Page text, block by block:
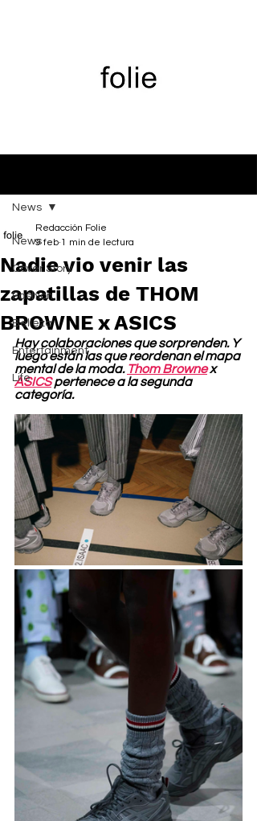
News
Cover Story
Fashion
Belleza
Entertainment
Life
News
Nadie vio venir las
zapatillas de THOM
BROWNE x ASICS
Redacción Folie
9 feb 1 min de lectura
Hay colaboraciones que sorprenden. Y
luego están las que reordenan el mapa
mental de la moda. Thom Browne x
ASICS pertenece a la segunda
categoría.